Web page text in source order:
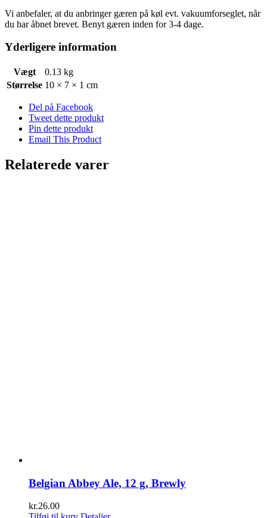
Vi anbefaler, at du anbringer gæren på køl evt. vakuumforseglet, når
du har åbnet brevet. Benyt gæren inden for 3-4 dage.
Yderligere information
Vægt
0.13 kg
Størrelse 10 × 7 × 1 cm
Del på Facebook
Tweet dette produkt
Pin dette produkt
Email This Product
Relaterede varer
Belgian Abbey Ale, 12 g, Brewly
kr.26.00